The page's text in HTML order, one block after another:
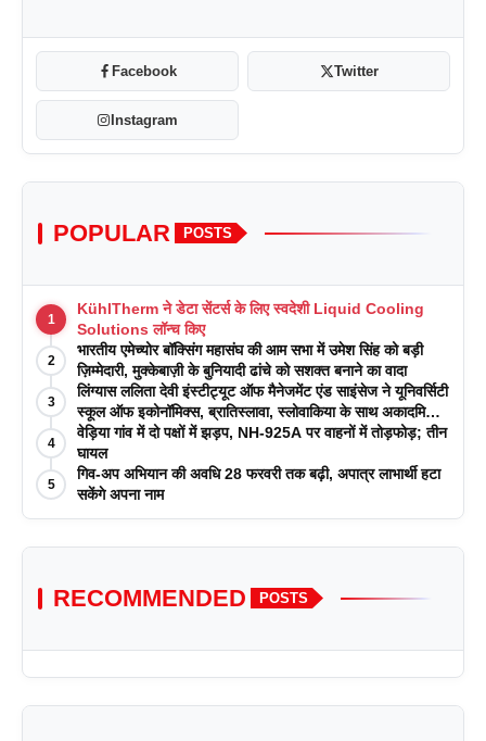
Facebook Twitter
Instagram
POPULAR POSTS
1
KühlTherm ने डेटा सेंटर्स के लिए स्वदेशी Liquid Cooling
Solutions लॉन्च किए
2
भारतीय एमेच्योर बॉक्सिंग महासंघ की आम सभा में उमेश सिंह को बड़ी
ज़िम्मेदारी, मुक्केबाज़ी के बुनियादी ढांचे को सशक्त बनाने का वादा
3
लिंग्यास ललिता देवी इंस्टीट्यूट ऑफ मैनेजमेंट एंड साइंसेज ने यूनिवर्सिटी
स्कूल ऑफ इकोनॉमिक्स, ब्रातिस्लावा, स्लोवाकिया के साथ अकादमिक
पत्रिकाओं में प्रकाशन रणनीतियों पर एक दिवसीय कार्यशाला का
आयोजन किया
4
वेड़िया गांव में दो पक्षों में झड़प, NH-925A पर वाहनों में तोड़फोड़; तीन
घायल
5
गिव-अप अभियान की अवधि 28 फरवरी तक बढ़ी, अपात्र लाभार्थी हटा
सकेंगे अपना नाम
RECOMMENDED POSTS